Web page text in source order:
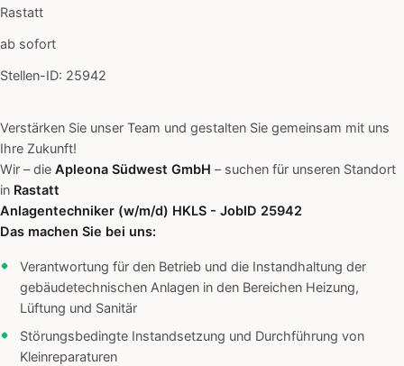
Rastatt
ab sofort
Stellen-ID: 25942
Verstärken Sie unser Team und gestalten Sie gemeinsam mit uns
Ihre Zukunft!
Wir – die Apleona Südwest GmbH – suchen für unseren Standort
in Rastatt
Anlagentechniker (w/m/d) HKLS - JobID 25942
Das machen Sie bei uns:
Verantwortung für den Betrieb und die Instandhaltung der
gebäudetechnischen Anlagen in den Bereichen Heizung,
Lüftung und Sanitär
Störungsbedingte Instandsetzung und Durchführung von
Kleinreparaturen